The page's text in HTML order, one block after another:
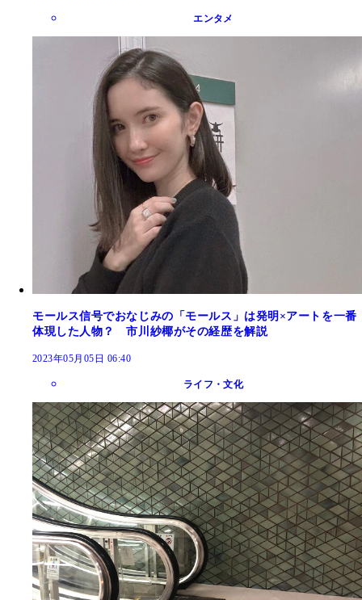
エンタメ
モールス信号でおなじみの「モールス」は発明×アートを一番
体現した人物？ 市川紗椰がその経歴を解説
2023年05月05日 06:40
ライフ・文化